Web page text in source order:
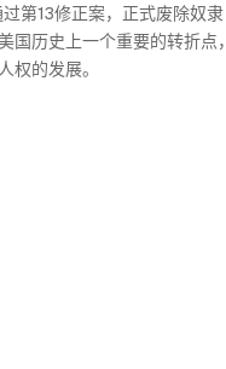
第13修正案，正式废除奴隶
国历史上一个重要的转折点，
权的发展。